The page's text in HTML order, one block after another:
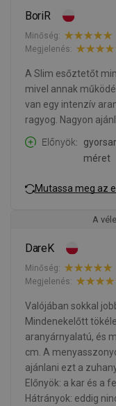
BoriR
Minőség:
Megjelenés:
A Slim esőztetőt
mivel annak
van egy intenzív
ragyog. Nagyon
Előnyök
méret
Mutassa meg az
A
DareK
Minőség:
Megjelenés:
Valójában sokkal
Mindenekelőtt
aranyárnyalatú, és
cm. A
ajánlani ezt a
Előnyök: a kar és a
Hátrányok: eddig